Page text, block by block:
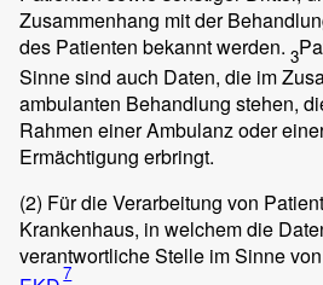
Zusammenhang mit der
des Patienten bekannt werden. 3
Sinne sind auch Daten, die im
ambulanten Behandlung stehen,
Rahmen einer Ambulanz oder
Ermächtigung erbringt.
(2) Für die Verarbeitung von
Krankenhaus, in welchem die
verantwortliche Stelle im Sinne von
7